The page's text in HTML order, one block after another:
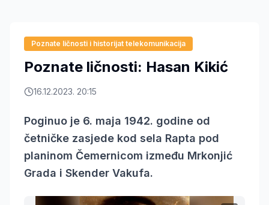
Poznate ličnosti i historijat telekomunikacija
Poznate ličnosti: Hasan Kikić
16.12.2023. 20:15
Poginuo je 6. maja 1942. godine od
četničke zasjede kod sela Rapta pod
planinom Čemernicom između Mrkonjić
Grada i Skender Vakufa.